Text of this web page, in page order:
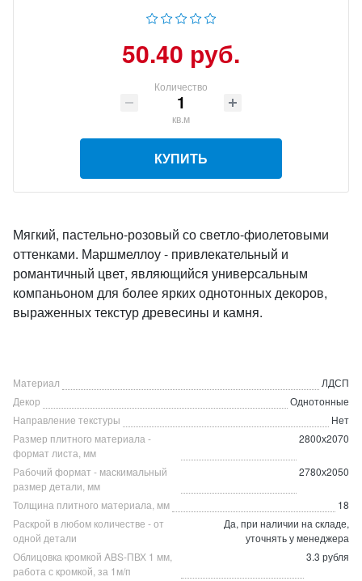
50.40 руб.
Количество
кв.м
КУПИТЬ
Мягкий, пастельно-розовый со светло-фиолетовыми
оттенками. Маршмеллоу - привлекательный и
романтичный цвет, являющийся универсальным
компаньоном для более ярких однотонных декоров,
выраженных текстур древесины и камня.
Материал
ЛДСП
Декор
Однотонные
Направление текстуры
Нет
Размер плитного материала -
формат листа, мм
2800х2070
Рабочий формат - маскимальный
размер детали, мм
2780х2050
Толщина плитного материала, мм
18
Раскрой в любом количестве - от
одной детали
Да, при наличии на складе,
уточнять у менеджера
Облицовка кромкой ABS-ПВХ 1 мм,
работа с кромкой, за 1м/п
3.3 рубля